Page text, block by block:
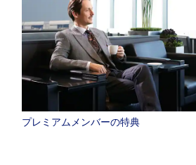
プレミアムメンバーの特典